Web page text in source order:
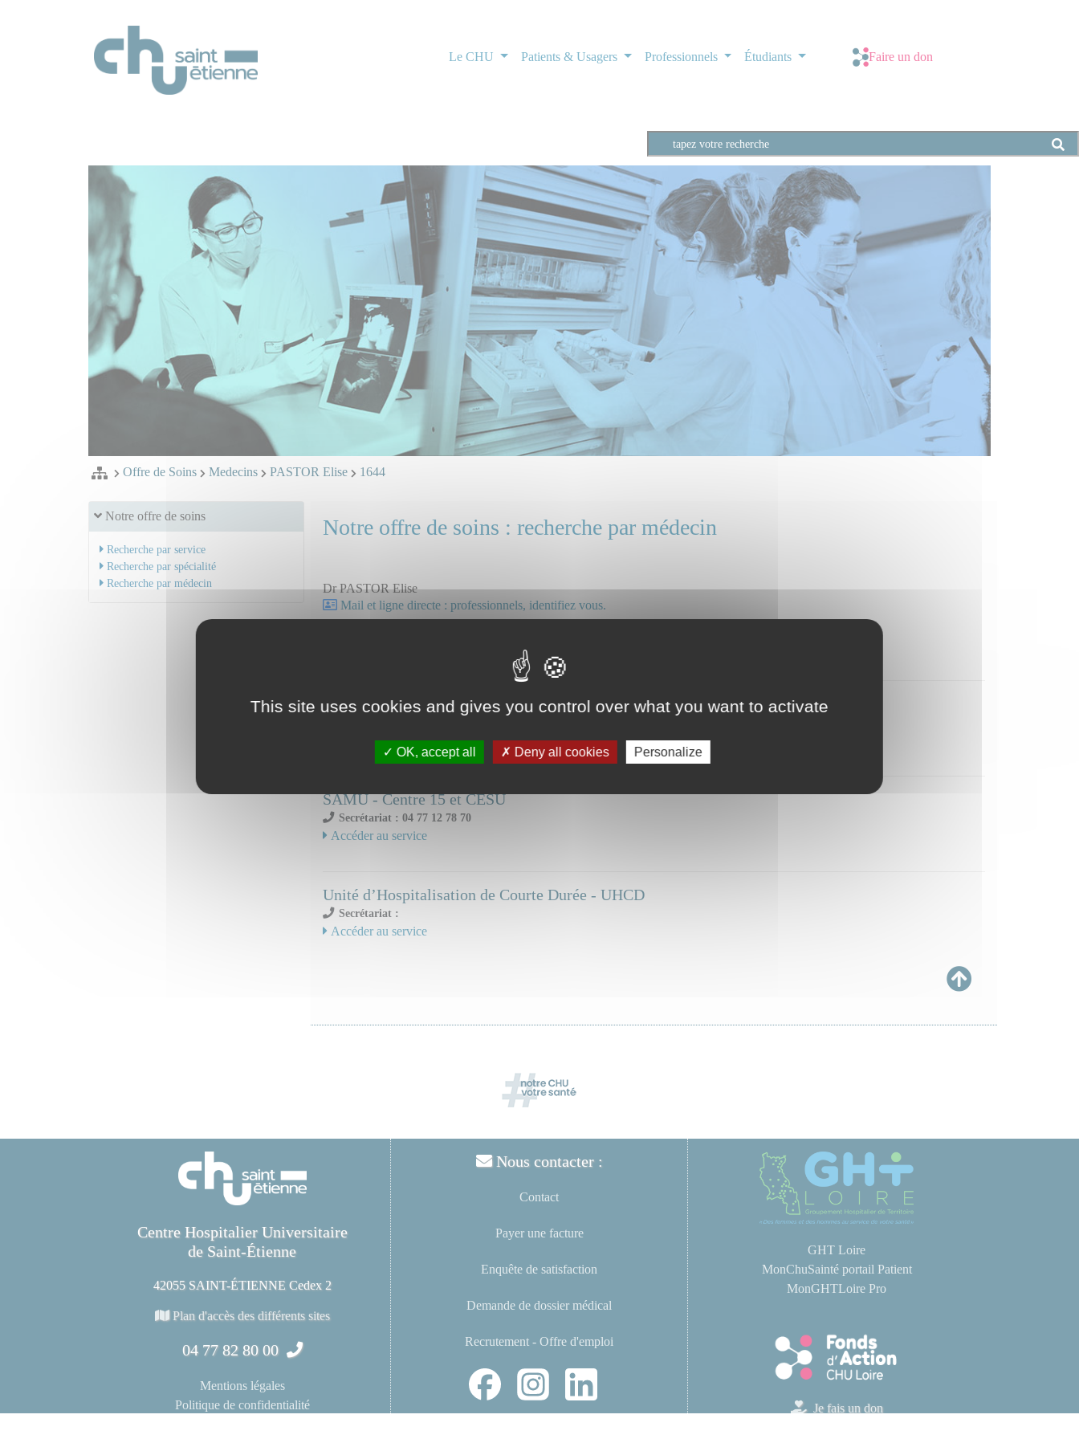
Le CHU Patients & Usagers Professionnels Étudiants Faire un don
Offre de Soins Medecins PASTOR Elise 1644
Notre offre de soins
Recherche par service
Recherche par spécialité
Recherche par médecin
Notre offre de soins : recherche par médecin
Dr PASTOR Elise
Mail et ligne directe : professionnels, identifiez vous.
Service(s) ou unité(s) concerné(s) :
SAMU - Centre 15 et CESU
Accéder au service
SAMU - Centre 15 et CESU
Secrétariat : 04 77 12 78 70
Accéder au service
Unité d’Hospitalisation de Courte Durée - UHCD
Secrétariat :
Accéder au service
Centre Hospitalier Universitaire
de Saint-Étienne
42055 SAINT-ÉTIENNE Cedex 2
Plan d'accès des différents sites
04 77 82 80 00
Mentions légales
Politique de confidentialité
Nous contacter :
Contact
Payer une facture
Enquête de satisfaction
Demande de dossier médical
Recrutement - Offre d'emploi
GHT Loire
MonChuSainté portail Patient
MonGHTLoire Pro
Je fais un don
This site uses cookies and gives you control over what you want to activate
OK, accept all Deny all cookies Personalize